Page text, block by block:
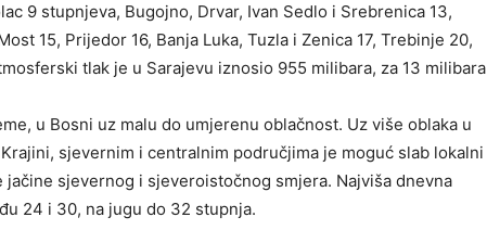
9 stupnjeva, Bugojno, Drvar, Ivan Sedlo i Srebrenica 13,
15, Prijedor 16, Banja Luka, Tuzla i Zenica 17, Trebinje 20,
tlak je u Sarajevu iznosio 955 milibara, za 13 milibara
u Bosni uz malu do umjerenu oblačnost. Uz više oblaka u
sjevernim i centralnim područjima je moguć slab lokalni
sjevernog i sjeveroistočnog smjera. Najviša dnevna
24 i 30, na jugu do 32 stupnja.